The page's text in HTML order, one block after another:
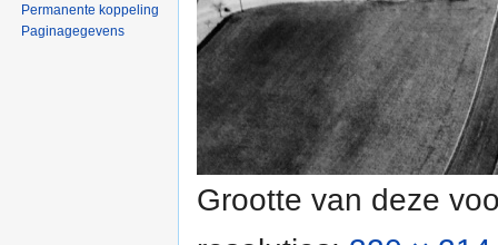
Grootte van deze
Permanente koppeling
Paginagegevens